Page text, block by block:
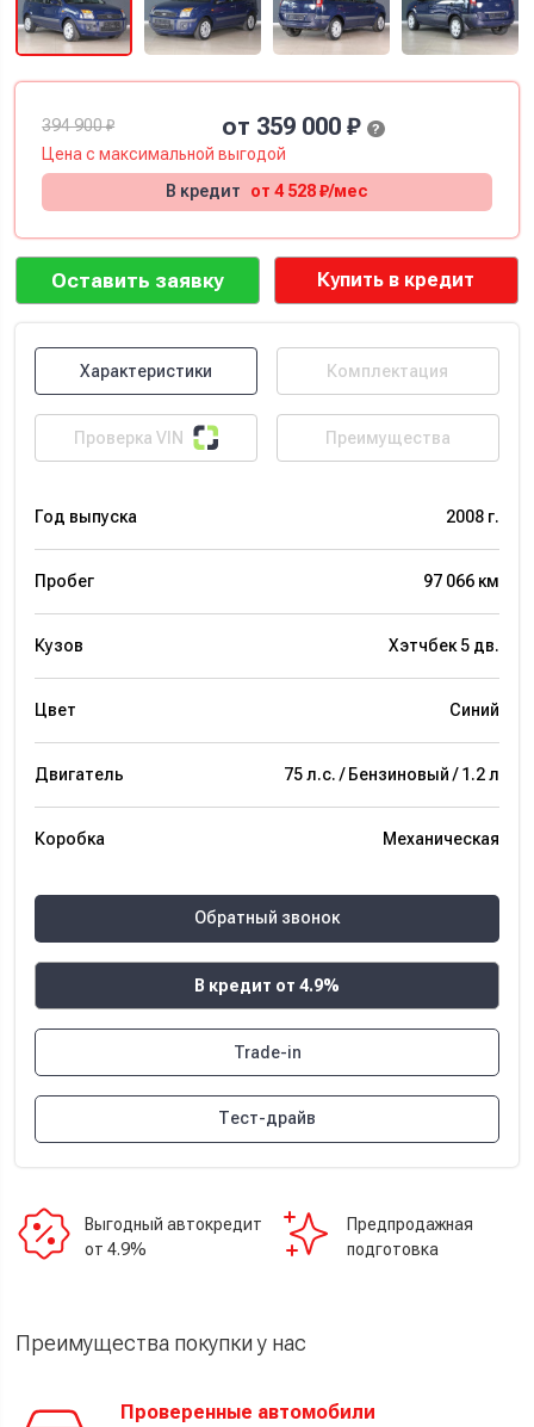
Характеристики Комплектация
Проверка VIN Преимущества
Год выпуска 2008 г.
Пробег 97 066 км
Кузов Хэтчбек 5 дв.
Цвет Синий
Двигатель 75 л.с. / Бензиновый / 1.2 л
Коробка Механическая
Обратный звонок
В кредит от 4.9%
Trade-in
Тест-драйв
394 900 ₽ от 359 000 ₽ ?
Цена смаксимальнойвыгодой
В кредит
от 4 528 ₽/мес
Оставить заявку Купить в кредит
Выгодный автокредит
от 4.9%
Предпродажная
подготовка
Преимущества покупки у нас
Проверенные автомобили